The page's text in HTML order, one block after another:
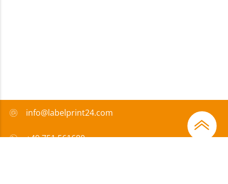
info@labelprint24.com
+49 751 561680